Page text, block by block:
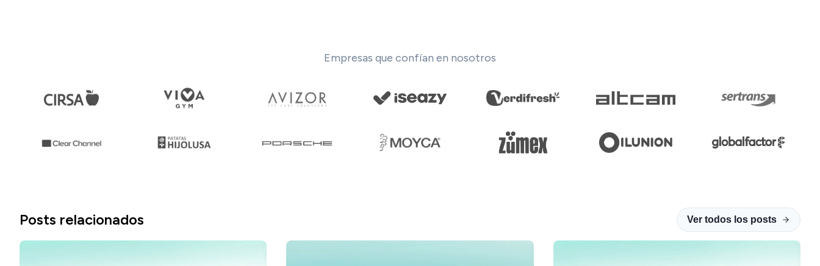
Empresas que confían en nosotros
Posts relacionados Ver todos los posts